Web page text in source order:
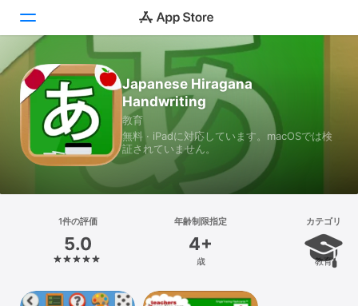
Today
ゲーム
アプリ
Arcade
検索
プラットフォーム
iPhone
iPad
Japanese Hiragana
Handwriting
教育
無料 · iPadに対応しています。macOSでは検
証されていません。
1件の評価
5.0
年齢制限指定
4+
歳
カテゴリ
教育